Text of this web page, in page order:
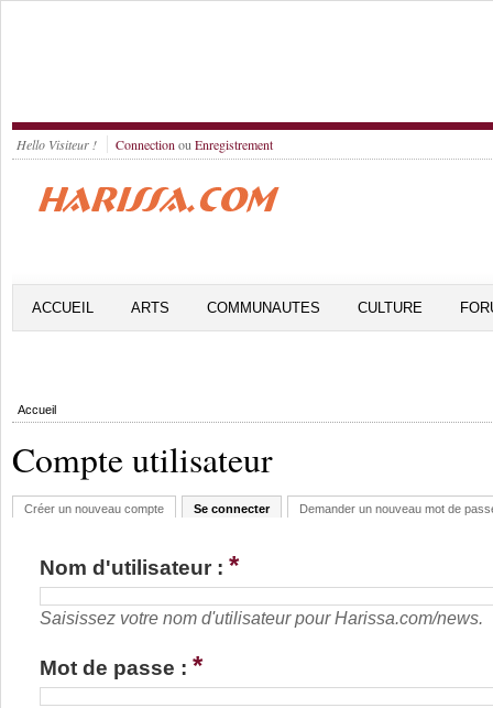
Hello Visiteur ! Connection ou Enregistrement
ACCUEIL ARTS COMMUNAUTES CULTURE
Accueil
Compte utilisateur
Créer un nouveau compte Se connecter Demander un nouveau mot de
Nom d'utilisateur : *
Saisissez votre nom d'utilisateur pour Harissa.com/news.
Mot de passe : *